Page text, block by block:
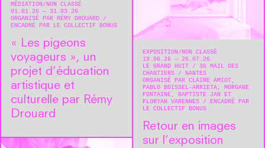
MÉDIATION
NON CLASSÉ
01.01.26 — 31.03.26
ORGANISÉ PAR RÉMY DROUARD
ENCADRÉ PAR LE COLLECTIF BONUS
« Les pigeons
voyageurs », un
projet d’éducation
artistique et
culturelle par Rémy
Drouard
EXPOSITION NON CLASSÉ
19.06.26 — 26.07.26
LE GRAND HUIT
36 MAIL DES
CHANTIERS
NANTES
ORGANISÉ PAR CLAIRE AMIOT,
PABLO BOISSEL-ARRIETA, MORGANE
FONTAINE, BAPTISTE JAN ET
FLORYAN VARENNES
ENCADRÉ PAR
LE COLLECTIF BONUS
Retour en images
sur l’exposition